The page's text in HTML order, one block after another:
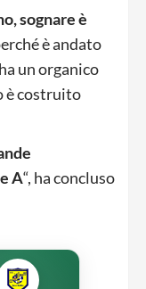
sognare è
è andato
un organico
è costruito
A“, ha concluso